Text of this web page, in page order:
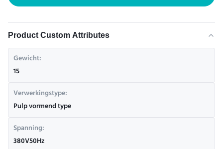
Product Custom Attributes
Gewicht:
15
Verwerkingstype:
Pulp vormend type
Spanning:
380V50Hz